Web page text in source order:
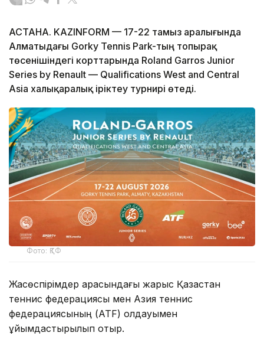
АСТАНА. KAZINFORM — 17-22 тамыз аралығында
Алматыдағы Gorky Tennis Park-тың топырақ
төсенішіндегі корттарында Roland Garros Junior
Series by Renault — Qualifications West and Central
Asia халықаралық іріктеу турнирі өтеді.
Фото: ҚТФ
Жасөспірімдер арасындағы жарыс Қазақстан
теннис федерациясы мен Азия теннис
федерациясының (ATF) қолдауымен
ұйымдастырылып отыр.